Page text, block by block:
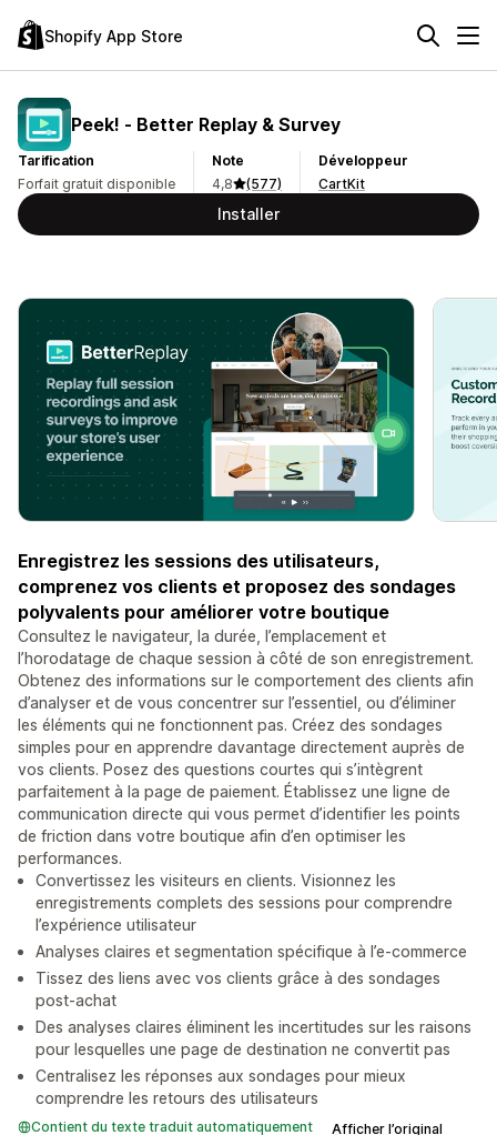
Shopify App Store
Peek! ‑ Better Replay & Survey
Tarification
Forfait gratuit disponible
Note
4,8
(577)
Développeur
CartKit
Installer
Enregistrez les sessions des utilisateurs,
comprenez vos clients et proposez des sondages
polyvalents pour améliorer votre boutique
Consultez le navigateur, la durée, l’emplacement et
l’horodatage de chaque session à côté de son enregistrement.
Obtenez des informations sur le comportement des clients afin
d’analyser et de vous concentrer sur l’essentiel, ou d’éliminer
les éléments qui ne fonctionnent pas. Créez des sondages
simples pour en apprendre davantage directement auprès de
vos clients. Posez des questions courtes qui s’intègrent
parfaitement à la page de paiement. Établissez une ligne de
communication directe qui vous permet d’identifier les points
de friction dans votre boutique afin d’en optimiser les
performances.
Convertissez les visiteurs en clients. Visionnez les
enregistrements complets des sessions pour comprendre
l’expérience utilisateur
Analyses claires et segmentation spécifique à l’e-commerce
Tissez des liens avec vos clients grâce à des sondages
post-achat
Des analyses claires éliminent les incertitudes sur les raisons
pour lesquelles une page de destination ne convertit pas
Centralisez les réponses aux sondages pour mieux
comprendre les retours des utilisateurs
Contient du texte traduit automatiquement Afficher l’original